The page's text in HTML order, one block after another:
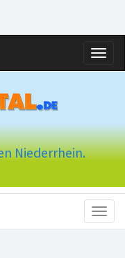
Niederrhein.